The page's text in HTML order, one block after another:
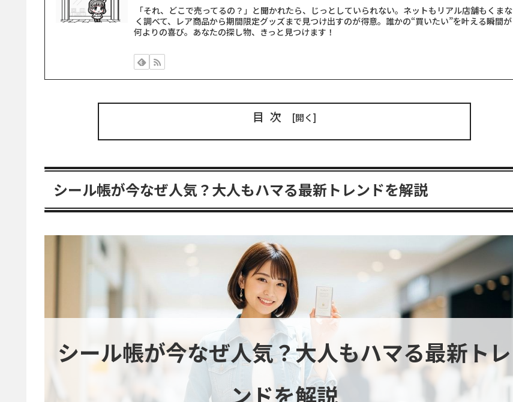
「それ、どこで売ってるの？」と聞かれたら、じっとしていられない。ネットもリアル店舗もくまな
く調べて、レア商品から期間限定グッズまで見つけ出すのが得意。誰かの“買いたい”を叶える瞬間が
何よりの喜び。あなたの探し物、きっと見つけます！
目次
シール帳が今なぜ人気？大人もハマる最新トレンドを解説
シール帳が今なぜ人気？大人もハマる最新トレ
ンドを解説